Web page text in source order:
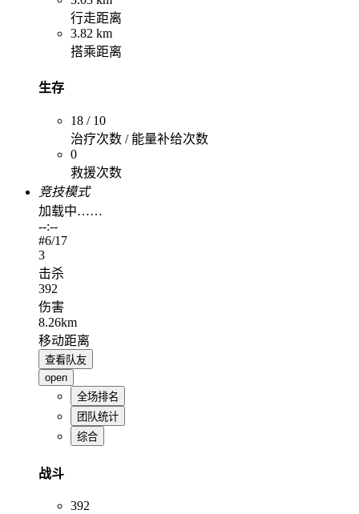
行走距离
3.82 km
搭乘距离
生存
18 / 10
治疗次数 / 能量补给次数
0
救援次数
竞技模式
加载中……
--:--
#6/17
3
击杀
392
伤害
8.26km
移动距离
查看队友
open
全场排名
团队统计
综合
战斗
392